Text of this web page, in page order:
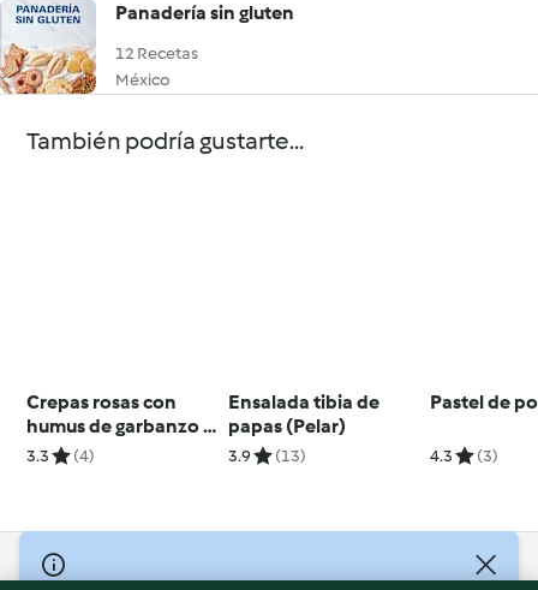
Panadería sin gluten
12 Recetas
México
También podría gustarte...
Crepas rosas con
humus de garbanzo y
almendras.
3.3 (4)
Ensalada tibia de
papas (Pelar)
3.9 (13)
Pastel de
4.3 (3)
© Copyright 2026